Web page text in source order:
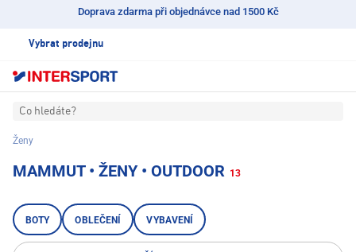
Doprava zdarma při objednávce nad 1500 Kč
Vybrat prodejnu
Co hledáte?
Ženy
MAMMUT • ŽENY • OUTDOOR 13
BOTY OBLEČENÍ VYBAVENÍ